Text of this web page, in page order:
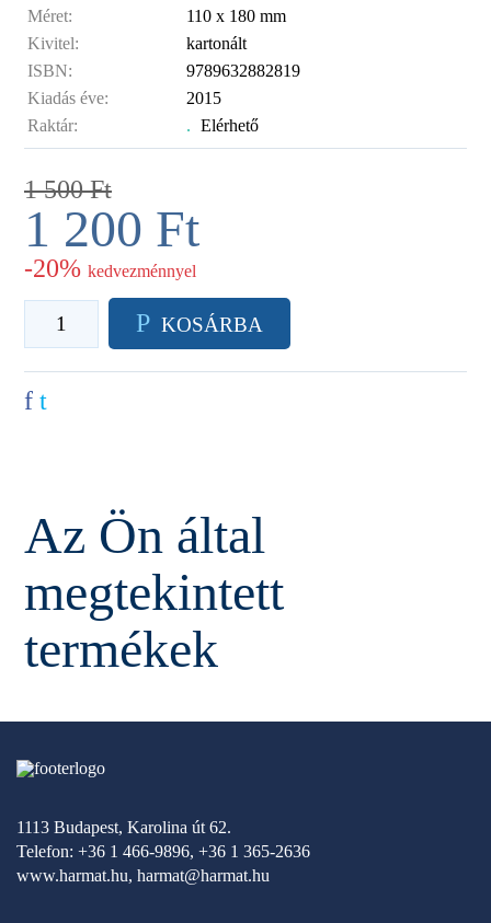
Méret:
110 x 180 mm
Kivitel:
kartonált
ISBN:
9789632882819
Kiadás éve:
2015
Raktár:
. Elérhető
1 500Ft
1 200 Ft
-20% kedvezménnyel
P KOSÁRBA
f t
Az Ön által
megtekintett
termékek
1113 Budapest, Karolina út 62.
Telefon: +36 1 466-9896, +36 1 365-2636
www.harmat.hu, harmat@harmat.hu